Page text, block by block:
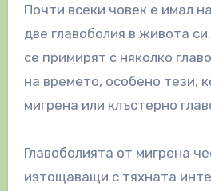
Почти всеки човек е имал
две главоболия в живота
се примирят с няколко
на времето, особено тези,
мигрена или клъстерно
Главоболията от мигрена
изтощаващи с тяхната